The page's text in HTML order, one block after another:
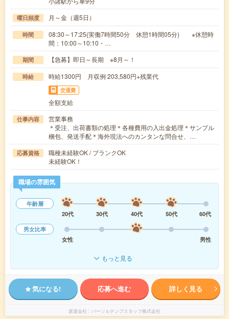
曜日頻度 月～金（週5日）
時間
08:30～17:25(実働7時間50分 休憩1時間05分) ※休憩時
間：10:00～10:10・…
期間 【急募】即日～長期 ※8月～！
時給 時給1300円 月収例 203,580円+残業代
交通費
全額支給
仕事内容
営業事務
＊受注、出荷書類の処理＊各種費用の入出金処理＊サンプル
梱包、発送手配＊海外現法へのカンタンな問合せ、…
応募資格
職種未経験OK / ブランクOK
未経験OK！
職場の雰囲気
年齢層
20代
30代 40代 50代
60代
男女比率
女性
男性
もっと見る
気になる! 応募へ進む 詳しく見る
派遣会社 パーソルテンプスタッフ株式会社